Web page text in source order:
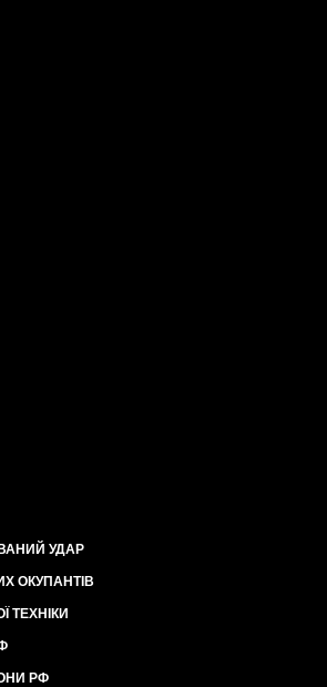
УДАР
ОКУПАНТІВ
ТЕХНІКИ
РФ